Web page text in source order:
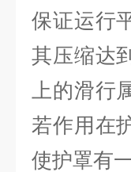
保证运行
其压缩达
上的滑行
若作用在
使护罩有